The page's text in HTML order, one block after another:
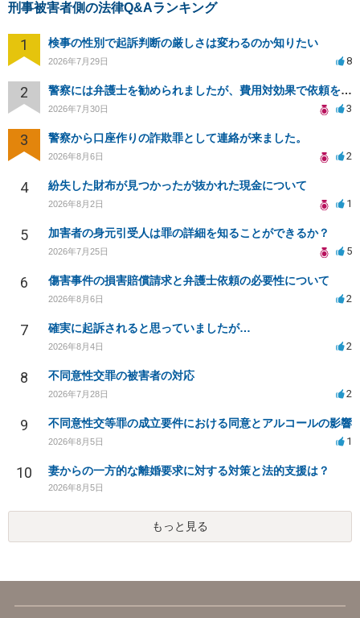
刑事被害者側の法律Q&Aランキング
1 検事の性別で起訴判断の厳しさは変わるのか知りたい
2026年7月29日 8
2 警察には弁護士を勧められましたが、費用対効果で依頼をすることを躊躇しています。
2026年7月30日 3
3 警察から口座作りの詐欺罪として連絡が来ました。
2026年8月6日 2
4 紛失した財布が見つかったが抜かれた現金について
2026年8月2日 1
5 加害者の身元引受人は罪の詳細を知ることができるか？
2026年7月25日 5
6 傷害事件の損害賠償請求と弁護士依頼の必要性について
2026年8月6日 2
7 確実に起訴されると思っていましたが…
2026年8月4日 2
8 不同意性交罪の被害者の対応
2026年7月28日 2
9 不同意性交等罪の成立要件における同意とアルコールの影響
2026年8月5日 1
10 妻からの一方的な離婚要求に対する対策と法的支援は？
2026年8月5日
もっと見る